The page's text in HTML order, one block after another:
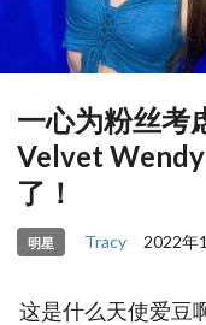
一心为粉丝考
Velvet
了！
明星 Tracy 2022年
这是什么天使爱豆